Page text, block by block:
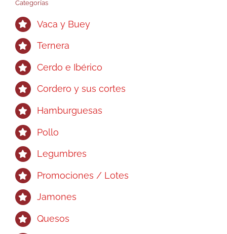
Categorías
Vaca y Buey
Ternera
Cerdo e Ibérico
Cordero y sus cortes
Hamburguesas
Pollo
Legumbres
Promociones / Lotes
Jamones
Quesos